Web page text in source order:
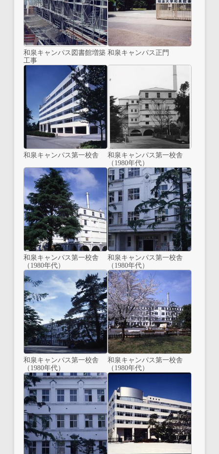
和泉キャンパス図書館増築
工事
和泉キャンパス正門
和泉キャンパス第一校舎
和泉キャンパス第一校舎
（1980年代）
和泉キャンパス第一校舎
（1980年代）
和泉キャンパス第一校舎
（1980年代）
和泉キャンパス第一校舎
（1980年代）
和泉キャンパス第一校舎
（1980年代）